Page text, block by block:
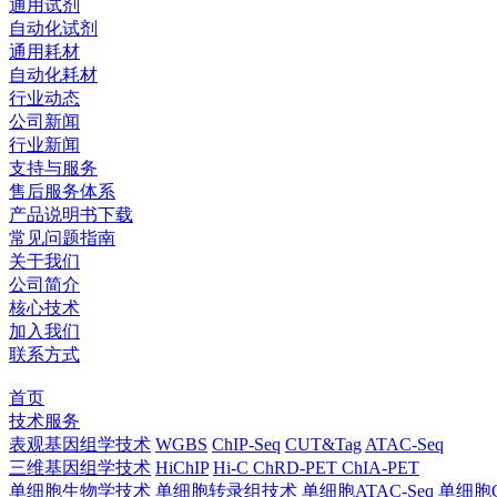
通用试剂
自动化试剂
通用耗材
自动化耗材
行业动态
公司新闻
行业新闻
支持与服务
售后服务体系
产品说明书下载
常见问题指南
关于我们
公司简介
核心技术
加入我们
联系方式
首页
技术服务
表观基因组学技术 WGBS ChIP-Seq CUT&Tag ATAC-Seq
三维基因组学技术 HiChIP Hi-C ChRD-PET ChIA-PET
单细胞生物学技术 单细胞转录组技术 单细胞ATAC-Seq 单细胞